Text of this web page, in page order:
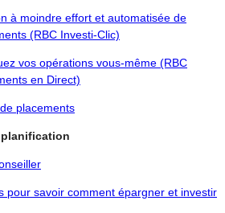
à moindre effort et automatisée de
(RBC Investi-Clic)
vos opérations vous-même (RBC
en Direct)
placements
pour savoir comment épargner et investir